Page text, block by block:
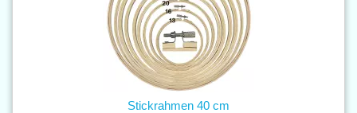
Stickrahmen 40 cm